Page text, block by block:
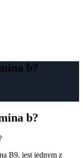
b?
b?
B9, jest jednym z